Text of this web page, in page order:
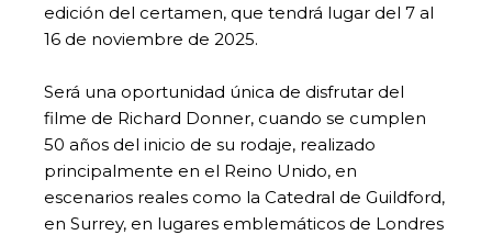
edición del certamen, que tendrá lugar del 7 al
16 de noviembre de 2025.
Será una oportunidad única de disfrutar del
filme de Richard Donner, cuando se cumplen
50 años del inicio de su rodaje, realizado
principalmente en el Reino Unido, en
escenarios reales como la Catedral de Guildford,
en Surrey, en lugares emblemáticos de Londres